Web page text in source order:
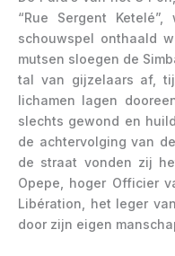
“Rue Sergent
schouwspel onthaald
mutsen sloegen de
tal van gijzelaars af,
lichamen lagen
slechts gewond en
de achtervolging van
de straat vonden zij
Opepe, hoger Officier
Libération, het leger
door zijn eigen